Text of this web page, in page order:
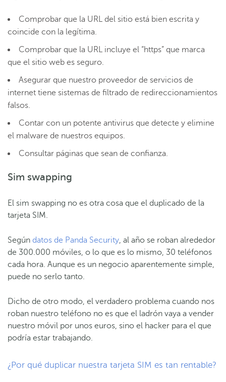
Comprobar que la URL del sitio está bien escrita y
coincide con la legítima.
Comprobar que la URL incluye el “https” que marca
que el sitio web es seguro.
Asegurar que nuestro proveedor de servicios de
internet tiene sistemas de filtrado de redireccionamientos
falsos.
Contar con un potente antivirus que detecte y elimine
el malware de nuestros equipos.
Consultar páginas que sean de confianza.
Sim swapping
El sim swapping no es otra cosa que el duplicado de la
tarjeta SIM.
Según datos de Panda Security, al año se roban alrededor
de 300.000 móviles, o lo que es lo mismo, 30 teléfonos
cada hora. Aunque es un negocio aparentemente simple,
puede no serlo tanto.
Dicho de otro modo, el verdadero problema cuando nos
roban nuestro teléfono no es que el ladrón vaya a vender
nuestro móvil por unos euros, sino el hacker para el que
podría estar trabajando.
¿Por qué duplicar nuestra tarjeta SIM es tan rentable?